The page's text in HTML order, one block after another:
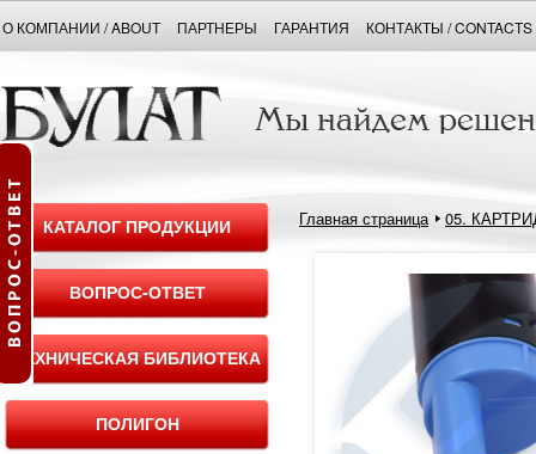
О КОМПАНИИ / ABOUT ПАРТНЕРЫ ГАРАНТИЯ КОНТАКТЫ / CONTACTS
КАТАЛОГ ПРОДУКЦИИ
ВОПРОС-ОТВЕТ
ТЕХНИЧЕСКАЯ БИБЛИОТЕКА
ПОЛИГОН
Главная страница 05.